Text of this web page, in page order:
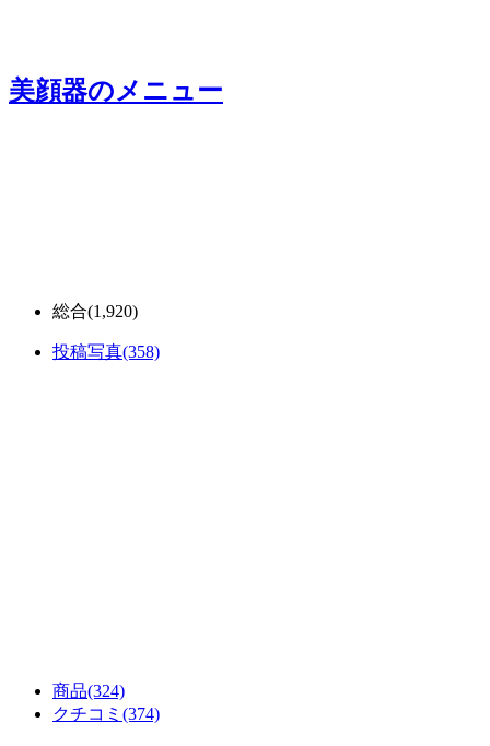
美顔器のメニュー
総合(1,920)
投稿写真(358)
商品(324)
クチコミ (374)